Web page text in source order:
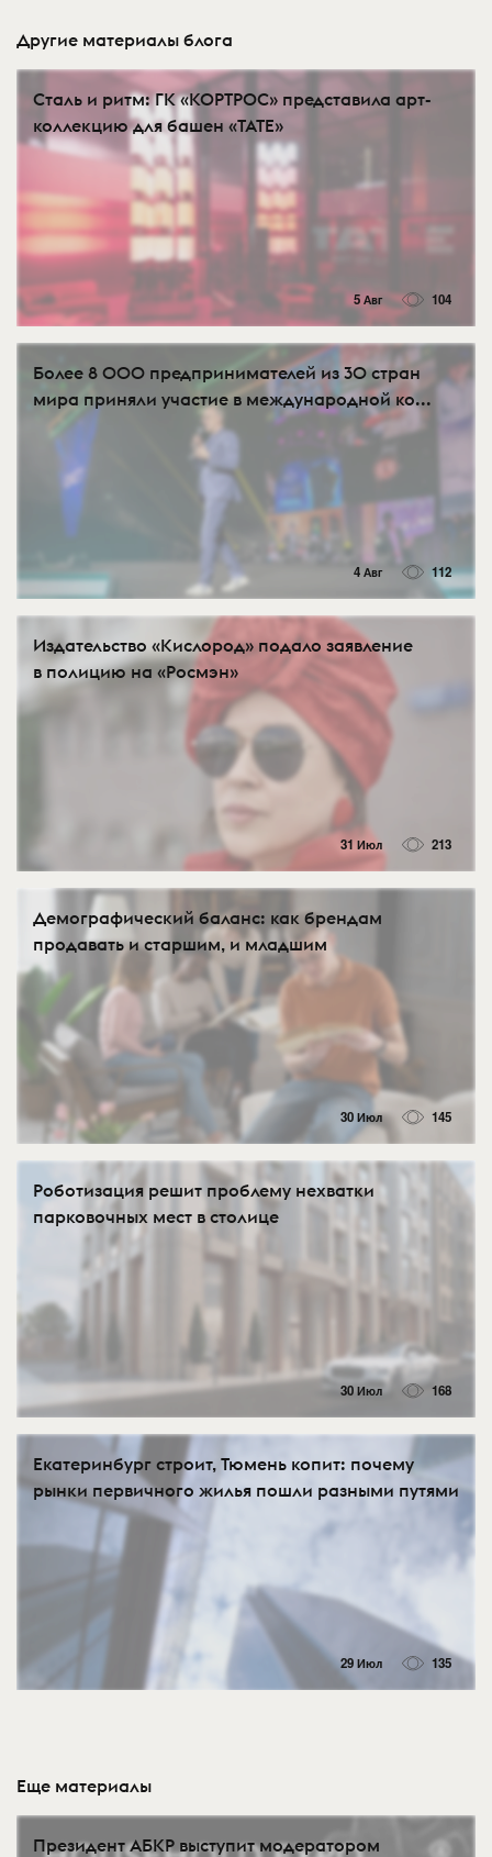
Другие материалы блога
Сталь и ритм: ГК «КОРТРОС» представила арт-
коллекцию для башен «TATE»
5 Авг 104
Более 8 000 предпринимателей из 30 стран
мира приняли участие в международной ко...
4 Авг 112
Издательство «Кислород» подало заявление
в полицию на «Росмэн»
31 Июл 213
Демографический баланс: как брендам
продавать и старшим, и младшим
30 Июл 145
Роботизация решит проблему нехватки
парковочных мест в столице
30 Июл 168
Екатеринбург строит, Тюмень копит: почему
рынки первичного жилья пошли разными путями
29 Июл 135
Еще материалы
Президент АБКР выступит модератором